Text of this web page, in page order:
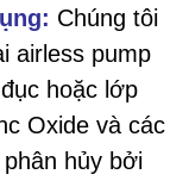
Chúng tôi
airless pump
hoặc lớp
Oxide và các
hủy bởi